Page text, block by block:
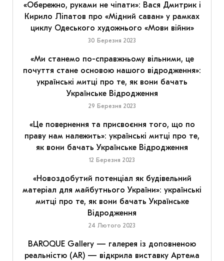
«Обережно, руками не чіпати»: Вася Дмитрик і
Кирило Ліпатов про «Мідний саван» у рамках
циклу Одеського художнього «Мови війни»
30 Березня 2023
«Ми станемо по-справжньому вільними, це
почуття стане основою нашого відродження»:
українські митці про те, як вони бачать
Українське Відродження
29 Березня 2023
«Це повернення та присвоєння того, що по
праву нам належить»: українські митці про те,
як вони бачать Українське Відродження
12 Березня 2023
«Новоздобутий потенціал як будівельний
матеріал для майбутнього України»: українські
митці про те, як вони бачать Українське
Відродження
24 Лютого 2023
BAROQUE Gallery — галерея із доповненою
реальністю (AR) — відкрила виставку Артема